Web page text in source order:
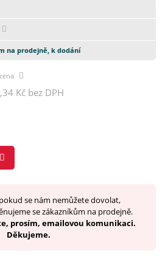
na prodejně, k dodání
Kč bez DPH
se nám nemůžete dovolat,
se zákazníkům na prodejně.
prosím, emailovou komunikaci.
Děkujeme.